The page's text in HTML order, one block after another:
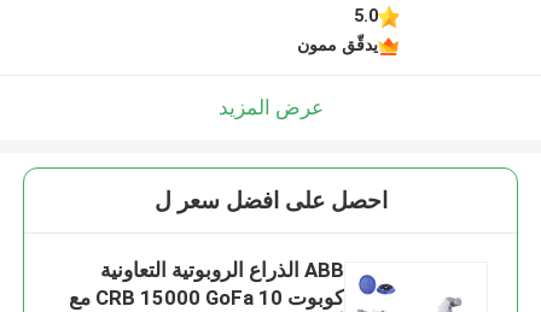
5.0
يدقّق ممون
عرض المزيد
احصل على افضل سعر ل
ABB الذراع الروبوتية التعاونية
كوبوت CRB 15000 GoFa 10 مع